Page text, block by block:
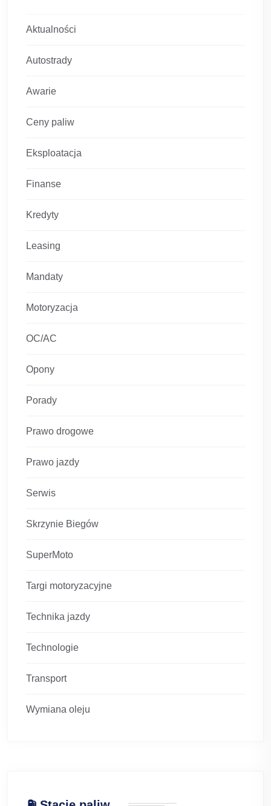
Aktualności
Autostrady
Awarie
Ceny paliw
Eksploatacja
Finanse
Kredyty
Leasing
Mandaty
Motoryzacja
OC/AC
Opony
Porady
Prawo drogowe
Prawo jazdy
Serwis
Skrzynie Biegów
SuperMoto
Targi motoryzacyjne
Technika jazdy
Technologie
Transport
Wymiana oleju